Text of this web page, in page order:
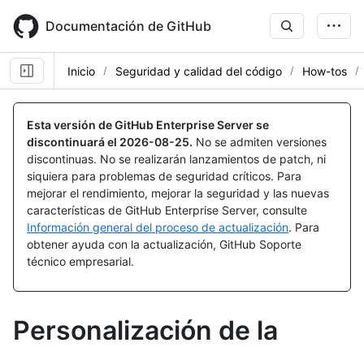
main
content
Documentación de GitHub
Inicio Seguridad y calidad del código How-tos
Esta versión de GitHub Enterprise Server se
discontinuará el 2026-08-25. No se admiten versiones
discontinuas. No se realizarán lanzamientos de patch, ni
siquiera para problemas de seguridad críticos. Para
mejorar el rendimiento, mejorar la seguridad y las nuevas
características de GitHub Enterprise Server, consulte
Información general del proceso de actualización. Para
obtener ayuda con la actualización, GitHub Soporte
técnico empresarial.
Personalización de la